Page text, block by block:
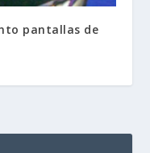
pantallas de